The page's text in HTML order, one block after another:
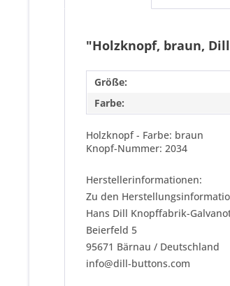
"Holzknopf, braun, Dill
Größe:
Farbe:
Holzknopf - Farbe: braun
Knopf-Nummer: 2034
Herstellerinformationen:
Zu den
Hans Dill Knopffabrik-
Beierfeld 5
95671 Bärnau / Deutschland
info@dill-buttons.com